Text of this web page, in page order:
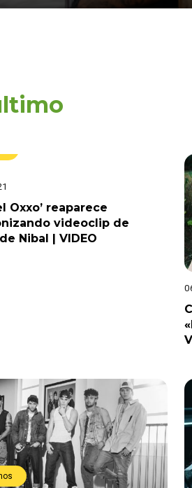
Oxxo’ reaparece
videoclip de
Nibal | VIDEO